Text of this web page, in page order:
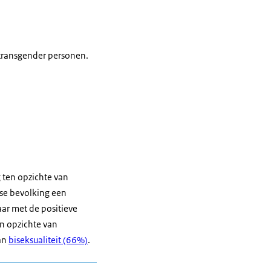
personen.
opzichte van
bevolking een
met de positieve
opzichte van
biseksualiteit (66%).